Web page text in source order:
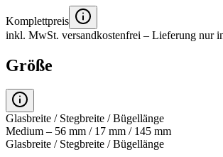
Komplettpreis
inkl. MwSt. versandkostenfrei – Lieferung nur
Größe
Glasbreite / Stegbreite / Bügellänge
Medium – 56 mm / 17 mm / 145 mm
Glasbreite / Stegbreite / Bügellänge